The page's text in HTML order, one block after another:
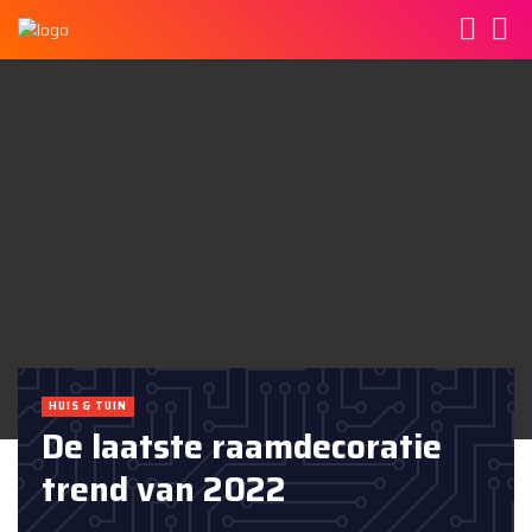
HUIS & TUIN
De laatste raamdecoratie
trend van 2022